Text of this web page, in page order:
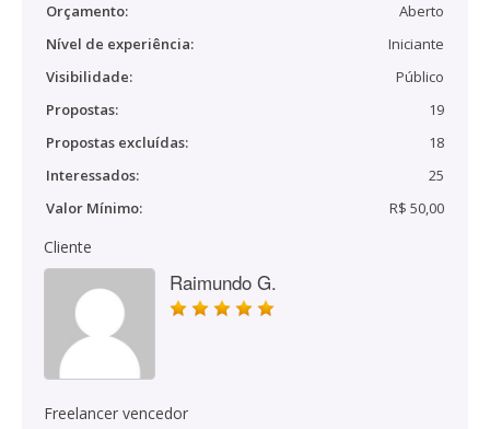
Orçamento:
Aberto
Nível de experiência:
Iniciante
Visibilidade:
Público
Propostas:
19
Propostas excluídas:
18
Interessados:
25
Valor Mínimo:
R$ 50,00
Cliente
Raimundo G.
Freelancer vencedor